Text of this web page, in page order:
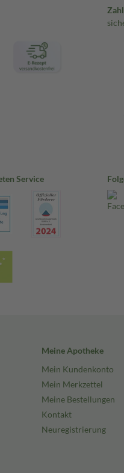
Service
Meine Apotheke
Mein Kundenkonto
Mein Merkzettel
Meine Bestellungen
Kontakt
Neuregistrierung